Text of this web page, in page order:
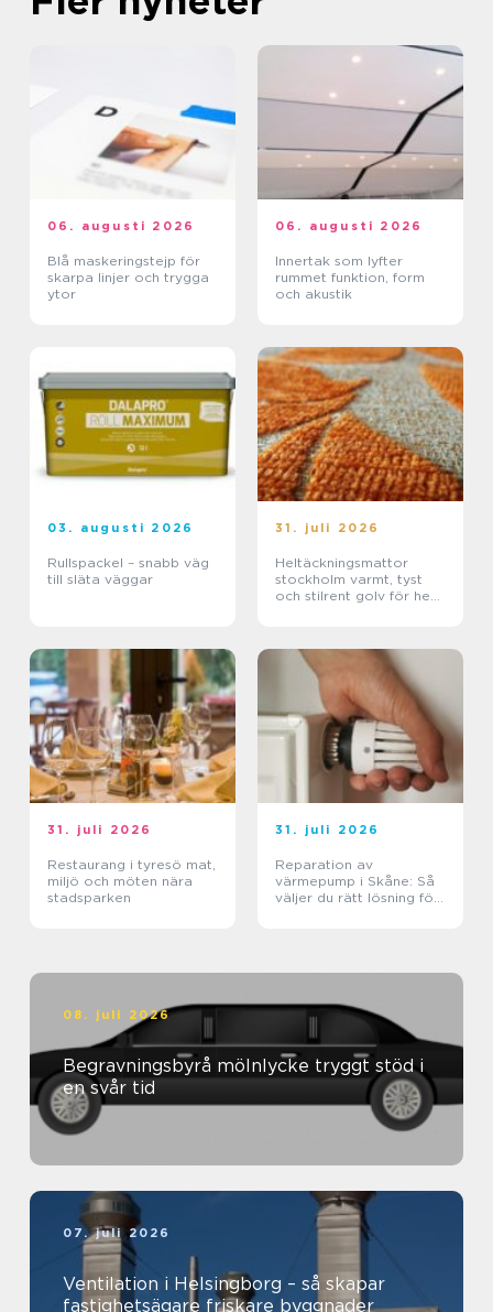
06. augusti 2026
Blå maskeringstejp för
skarpa linjer och trygga
ytor
06. augusti 2026
Innertak som lyfter
rummet funktion, form
och akustik
03. augusti 2026
Rullspackel – snabb väg
till släta väggar
31. juli 2026
Heltäckningsmattor
stockholm varmt, tyst
och stilrent golv för hem
31. juli 2026
Restaurang i tyresö mat,
miljö och möten nära
stadsparken
31. juli 2026
Reparation av
värmepump i Skåne: Så
väljer du rätt lösning för
08. juli 2026
Begravningsbyrå mölnlycke tryggt stöd i
en svår tid
07. juli 2026
Ventilation i Helsingborg – så skapar
fastighetsägare friskare byggnader